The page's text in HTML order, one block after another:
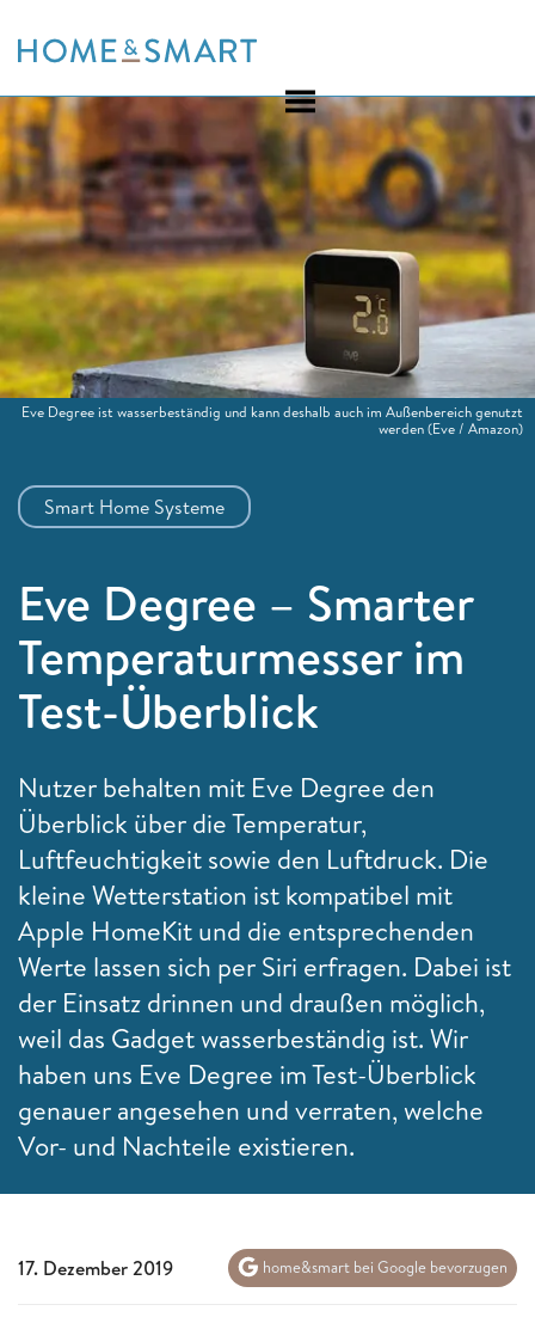
to
Smart Home Systeme
Eve Degree – Smarter
Temperaturmesser im
Test-Überblick
Nutzer behalten mit Eve Degree den
Überblick über die Temperatur,
Luftfeuchtigkeit sowie den Luftdruck. Die
kleine Wetterstation ist kompatibel mit
Apple HomeKit und die entsprechenden
Werte lassen sich per Siri erfragen. Dabei ist
der Einsatz drinnen und draußen möglich,
weil das Gadget wasserbeständig ist. Wir
haben uns Eve Degree im Test-Überblick
genauer angesehen und verraten, welche
Vor- und Nachteile existieren.
Eve Degree ist wasserbeständig und kann deshalb auch im Außenbereich genutzt
werden(Eve / Amazon)
17. Dezember 2019 home&smart bei Google bevorzugen